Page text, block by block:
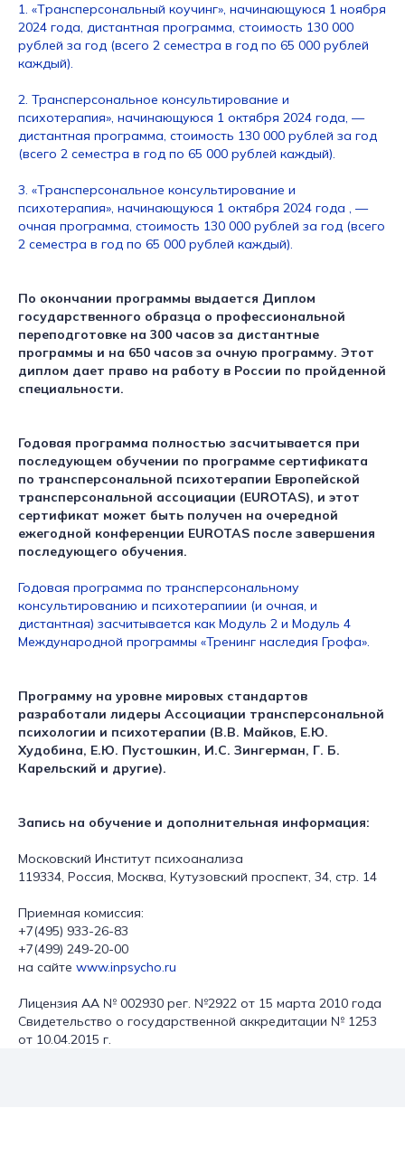
1. «Tрансперсональный коучинг», начинающуюся 1 ноября
2024 года, дистантная программа, стоимость 130 000
рублей за год (всего 2 семестра в год по 65 000 рублей
каждый).
2. Трансперсональное консультирование и
психотерапия», начинающуюся 1 октября 2024 года, —
дистантная программа, стоимость 130 000 рублей за год
(всего 2 семестра в год по 65 000 рублей каждый).
3. «Tрансперсональное консультирование и
психотерапия», начинающуюся 1 октября 2024 года , —
очная программа, стоимость 130 000 рублей за год (всего
2 семестра в год по 65 000 рублей каждый).
По окончании программы выдается Диплом
государственного образца о профессиональной
переподготовке на 300 часов за дистантные
программы и на 650 часов за очную программу. Этот
диплом дает право на работу в России по пройденной
специальности.
Годовая программа полностью засчитывается при
последующем обучении по программе сертификата
по трансперсональной психотерапии Европейской
трансперсональной ассоциации (EUROTAS), и этот
сертификат может быть получен на очередной
ежегодной конференции EUROTAS после завершения
последующего обучения.
Годовая программа по трансперсональному
консультированию и психотерапиии (и очная, и
дистантная) засчитывается как Модуль 2 и Модуль 4
Международной программы «Тренинг наследия Грофа».
Программу на уровне мировых стандартов
разработали лидеры Ассоциации трансперсональной
психологии и психотерапии (В.В. Майков, Е.Ю.
Худобина, Е.Ю. Пустошкин, И.С. Зингерман, Г. Б.
Карельский и другие).
Запись на обучение и дополнительная информация:
Московский Институт психоанализа
119334, Россия, Москва, Кутузовский проспект, 34, стр. 14
Приемная комиссия:
+7(495) 933-26-83
+7(499) 249-20-00
на сайте www.inpsycho.ru
Лицензия АA № 002930 рег. №2922 от 15 марта 2010 года
Свидетельство о государственной аккредитации № 1253
от 10.04.2015 г.